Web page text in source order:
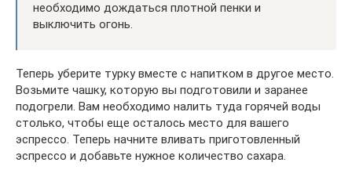
необходимо дождаться плотной пенки и
выключить огонь.
Теперь уберите турку вместе с напитком в другое место.
Возьмите чашку, которую вы подготовили и заранее
подогрели. Вам необходимо налить туда горячей воды
столько, чтобы еще осталось место для вашего
эспрессо. Теперь начните вливать приготовленный
эспрессо и добавьте нужное количество сахара.